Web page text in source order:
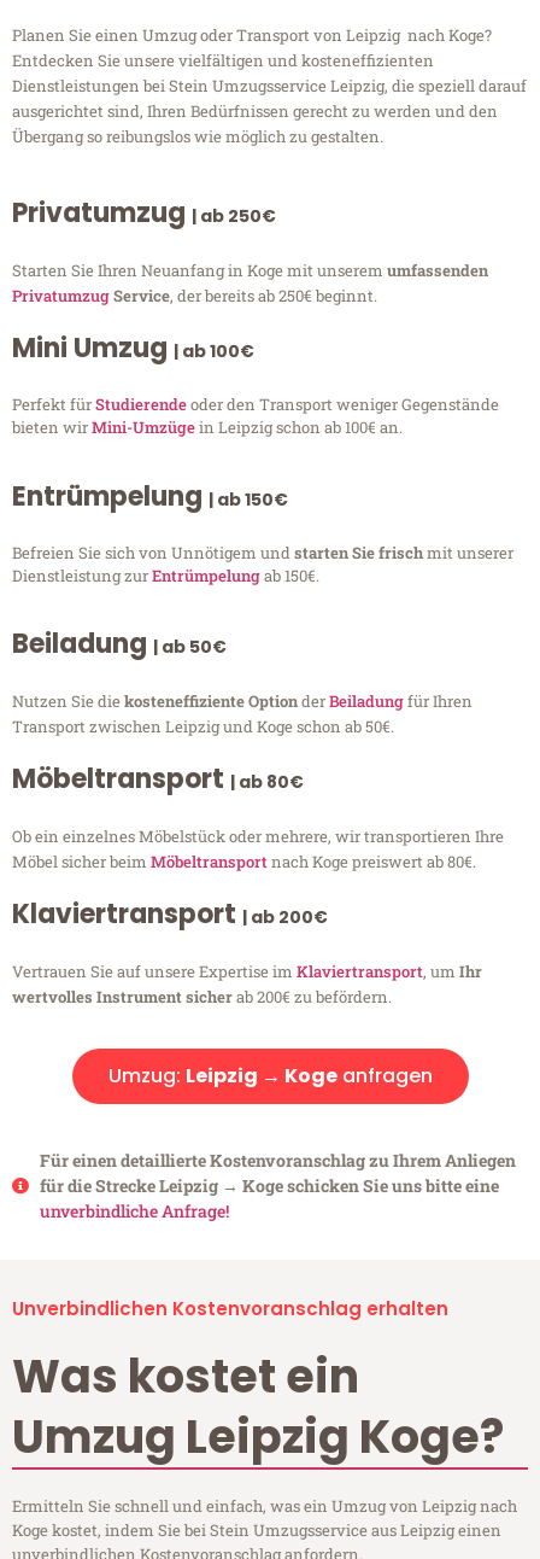
Planen Sie einen Umzug oder Transport von Leipzig nach Koge?
Entdecken Sie unsere vielfältigen und kosteneffizienten
Dienstleistungen bei Stein Umzugsservice Leipzig, die speziell darauf
ausgerichtet sind, Ihren Bedürfnissen gerecht zu werden und den
Übergang so reibungslos wie möglich zu gestalten.
Privatumzug | ab 250€
Starten Sie Ihren Neuanfang in Koge mit unserem umfassenden
PrivatumzugService, der bereits ab 250€ beginnt.
Mini Umzug | ab 100€
Perfekt fürStudierendeoder den Transport weniger Gegenstände
bieten wirMini-Umzügein Leipzig schon ab 100€ an.
Entrümpelung | ab 150€
Befreien Sie sich von Unnötigem undstarten Sie frischmit unserer
Dienstleistung zurEntrümpelungab 150€.
Beiladung | ab 50€
Nutzen Sie diekosteneffiziente OptionderBeiladungfür Ihren
Transport zwischen Leipzig und Koge schon ab 50€.
Möbeltransport | ab 80€
Ob ein einzelnes Möbelstück oder mehrere, wir transportieren Ihre
Möbel sicher beim Möbeltransportnach Koge preiswert ab 80€.
Klaviertransport | ab 200€
Vertrauen Sie auf unsere Expertise im Klaviertransport, um Ihr
wertvolles Instrument sicherab 200€ zu befördern.
Umzug: Leipzig → Kogeanfragen
Für einen detaillierte Kostenvoranschlag zu Ihrem Anliegen
für die Strecke Leipzig → Koge schicken Sie uns bitte eine
unverbindliche Anfrage!
Unverbindlichen Kostenvoranschlag erhalten
Was kostet ein
Umzug Leipzig Koge?
Ermitteln Sie schnell und einfach, was ein Umzug von Leipzig nach
Koge kostet, indem Sie bei Stein Umzugsservice aus Leipzig einen
unverbindlichen Kostenvoranschlag anfordern.